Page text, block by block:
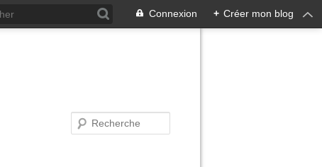
Connexion + Créer mon blog